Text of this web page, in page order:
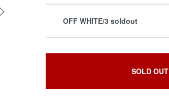
OFF WHITE/3 soldout
SOLD OUT